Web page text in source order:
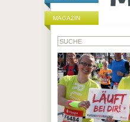
MAGAZIN